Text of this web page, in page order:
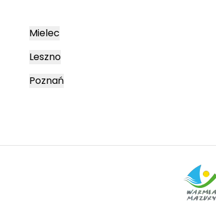
Mielec
Leszno
Poznań